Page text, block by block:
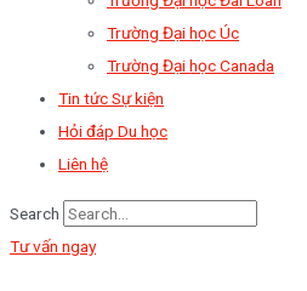
Trường Đại học Úc
Trường Đại học Canada
Tin tức Sự kiện
Hỏi đáp Du học
Liên hệ
Search
Tư vấn ngay